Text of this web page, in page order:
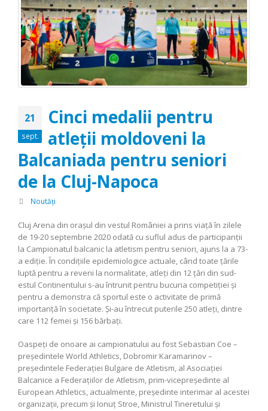
21
sept.
Cinci medalii pentru
atleții moldoveni la
Balcaniada pentru seniori
de la Cluj-Napoca
Noutăți
Cluj Arena din orașul din vestul României a prins viață în zilele
de 19-20 septembrie 2020 odată cu suflul adus de participanții
la Campionatul balcanic la atletism pentru seniori, ajuns la a 73-
a ediție. În condițiile epidemiologice actuale, când toate țările
luptă pentru a reveni la normalitate, atleți din 12 țări din sud-
estul Continentului s-au întrunit pentru bucuria competiției și
pentru a demonstra că sportul este o activitate de primă
importanță în societate. Și-au întrecut puterile 250 atleți, dintre
care 112 femei și 156 bărbați.
Oaspeți de onoare ai campionatului au fost Sebastian Coe –
președintele World Athletics, Dobromir Karamarinov –
președintele Federației Bulgare de Atletism, al Asociației
Balcanice a Federațiilor de Atletism, prim-vicepreședinte al
European Athletics, actualmente, președinte interimar al acestei
organizații, precum și Ionuț Stroe, Ministrul Tineretului și